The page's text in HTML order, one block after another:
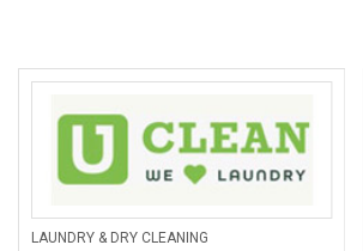
LAUNDRY & DRY CLEANING